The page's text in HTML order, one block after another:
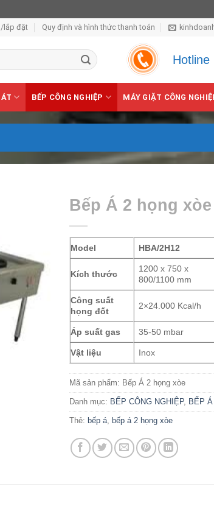
lắp đặt Quy định và hình thức thanh toán
Hotline
BẾP CÔNG NGHIỆP MÁY GIẶT CÔNG
Bếp Á 2 họng xòe
Model HBA/2H12
Kích thước
1200 x 750 x
800/1100 mm
Công suất
họng đốt
2×24.000 Kcal/h
Áp suất gas 35-50 mbar
Vật liệu Inox
Mã sản phẩm: Bếp Á 2 họng xòe
Danh mục: BẾP CÔNG NGHIỆP, BẾP Á
Thẻ: bếp á, bếp á 2 họng xòe